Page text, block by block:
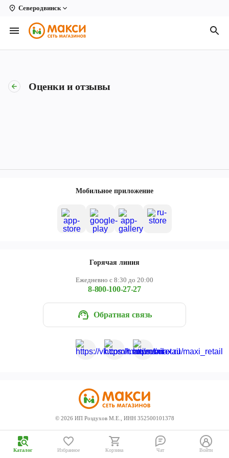
Северодвинск
Вологда
Архангельск
Киров
Новодвинск
Оценки и отзывы
Мобильное приложение
Горячая линия
Ежедневно с 8:30 до 20:00
8-800-100-27-27
Обратная связь
© 2026 ИП Роздухов М.Е., ИНН 352500101378
Каталог Избранное Корзина Чат Войти